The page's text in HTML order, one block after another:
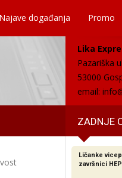
Najave događanja Promo
Lika
Pazariška
53000
email:
ZADNJE
Ličanke
završnici